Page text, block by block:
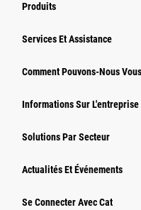
Produits
Services Et Assistance
Comment Pouvons-Nous
Informations Sur L'entreprise
Solutions Par Secteur
Actualités Et Événements
Se Connecter Avec Cat